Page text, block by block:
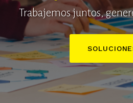
Trabajemos juntos,